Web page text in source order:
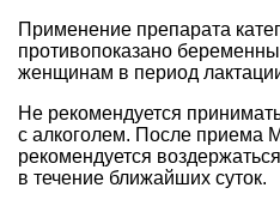
Применение препарата
противопоказано
женщинам в период
Не рекомендуется
с алкоголем. После приема
рекомендуется
в течение ближайших суток.